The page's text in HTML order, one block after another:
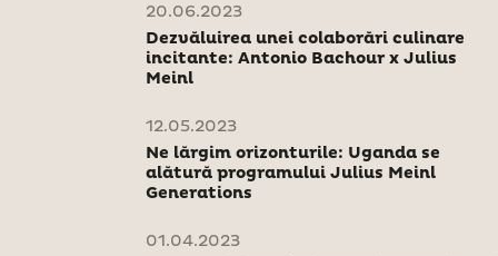
20.06.2023
Dezvăluirea unei colaborări culinare
incitante: Antonio Bachour x Julius
Meinl
12.05.2023
Ne lărgim orizonturile: Uganda se
alătură programului Julius Meinl
Generations
01.04.2023